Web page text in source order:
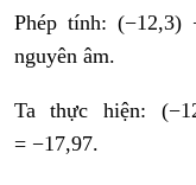
Phép tính: (−12,3)
nguyên âm.
Ta thực hiện:
= −17,97.